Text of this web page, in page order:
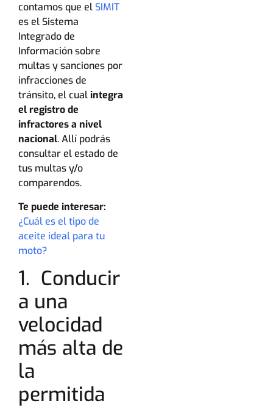
contamos que el SIMIT
es el Sistema
Integrado de
Información sobre
multas y sanciones por
infracciones de
tránsito, el cualintegra
el registro de
infractores a nivel
nacional. Allí podrás
consultar el estado de
tus multas y/o
comparendos.
Te puede interesar:
¿Cuál es el tipo de
aceite ideal para tu
moto?
1. Conducir
a una
velocidad
más alta de
la
permitida